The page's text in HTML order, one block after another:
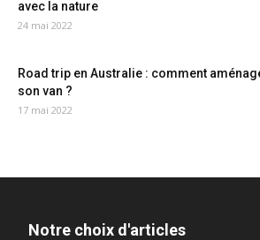
avec la nature
24 mai 2022
Road trip en Australie : comment
son van ?
17 mai 2022
Notre choix d'articles